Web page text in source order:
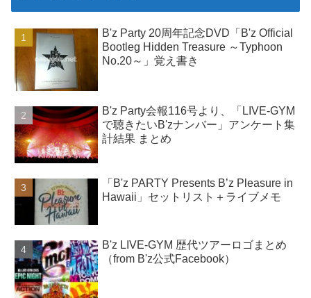
B'z Party 20周年記念DVD「B'z Official
Bootleg Hidden Treasure ～Typhoon
No.20～」覚え書き
B'z Party会報116号より、「LIVE-GYM
で聴きたいB'zナンバー」アンケート集
計結果 まとめ
「B'z PARTY Presents B’z Pleasure in
Hawaii」セットリスト＋ライブメモ
B'z LIVE-GYM 歴代ツアーロゴまとめ
（from B'z公式Facebook）